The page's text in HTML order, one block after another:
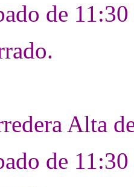
de
Alta
de